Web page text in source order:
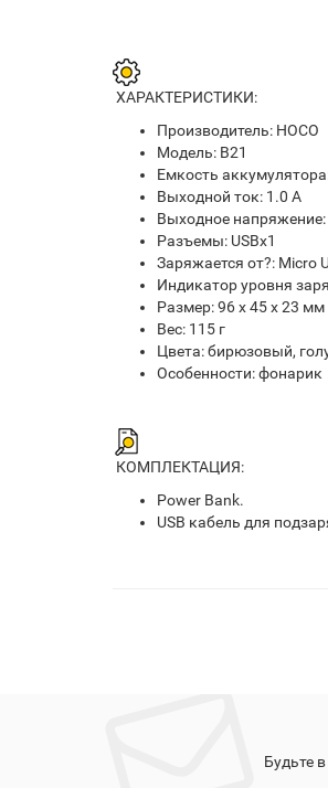
ХАРАКТЕРИСТИКИ:
Производитель: HOCO
Модель: B21
Емкость
Выходной ток: 1.0 А
Выходное напряжение:
Разъемы: USBx1
Заряжается от?: Micro
Индикатор уровня
Размер: 96 х 45 х 23 мм
Вес: 115 г
Цвета: бирюзовый,
Особенности: фонарик
КОМПЛЕКТАЦИЯ:
Power Bank.
USB кабель для
Будьте